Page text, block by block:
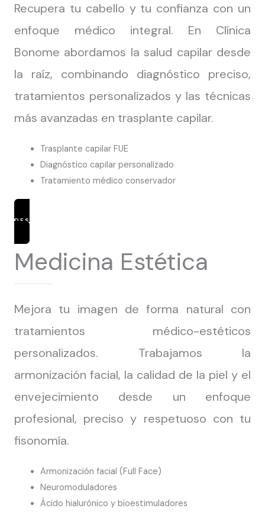
Recupera tu cabello y tu confianza con un
enfoque médico integral. En Clínica
Bonome abordamos la salud capilar desde
la raíz, combinando diagnóstico preciso,
tratamientos personalizados y las técnicas
más avanzadas en trasplante capilar.
Trasplante capilar FUE
Diagnóstico capilar personalizado
Tratamiento médico conservador
DESCUBRIR TRATAMIENTOS
Medicina Estética
Mejora tu imagen de forma natural con
tratamientos médico-estéticos
personalizados. Trabajamos la
armonización facial, la calidad de la piel y el
envejecimiento desde un enfoque
profesional, preciso y respetuoso con tu
fisonomía.
Armonización facial (Full Face)
Neuromoduladores
Ácido hialurónico y bioestimuladores